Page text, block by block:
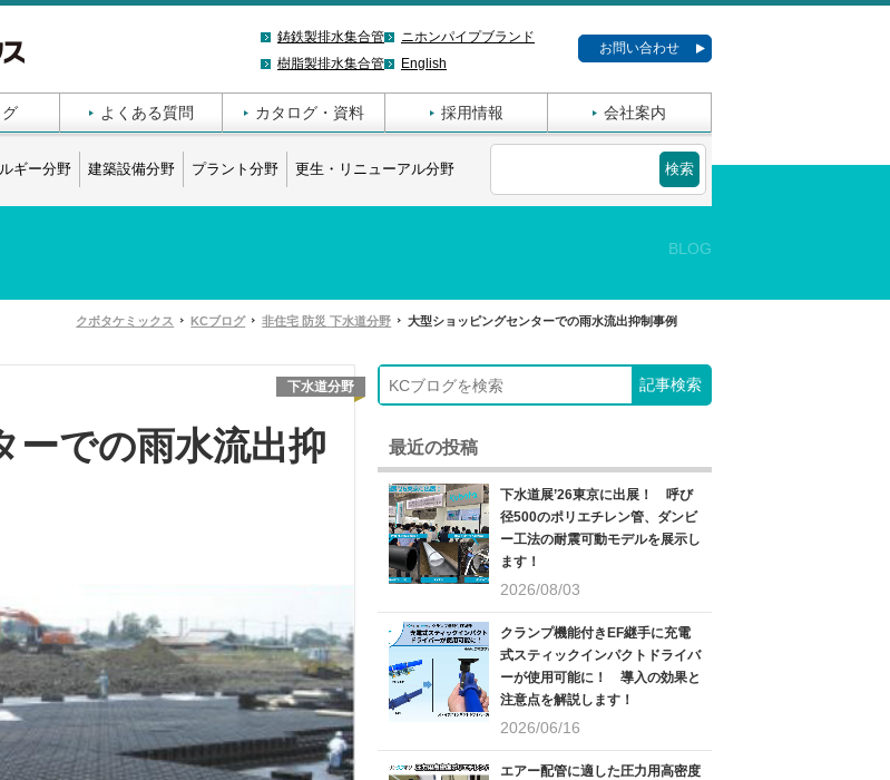
鋳鉄製排水集合管
ニホンパイプブランド
樹脂製排水集合管
English
お問い合わせ
よくある質問 カタログ・資料 採用情報 会社案内
ギー分野 建築設備分野 プラント分野 更生・リニューアル分野
BLOG
クボタケミックス KCブログ 非住宅 防災 下水道分野 大型ショッピングセンターでの雨水流出抑制事例
下水道分野
ーでの雨水流出抑
最近の投稿
下水道展’26東京に出展！ 呼び
径500のポリエチレン管、ダンビ
ー工法の耐震可動モデルを展示し
ます！
2026/08/03
クランプ機能付きEF継手に充電
式スティックインパクトドライバ
ーが使用可能に！ 導入の効果と
注意点を解説します！
2026/06/16
エアー配管に適した圧力用高密度